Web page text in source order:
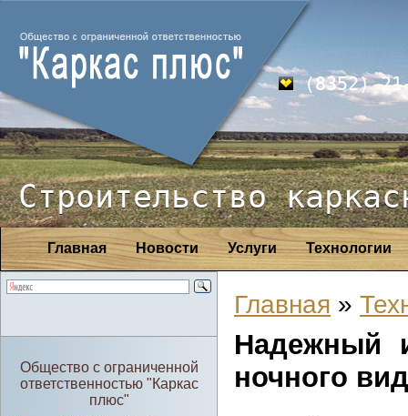
(8352)
Строительство
Технологии
Услуги
Новости
Главная
Общество с ограниченной
ответственностью "Каркас
плюс"
Главная »
Надежный
ночного